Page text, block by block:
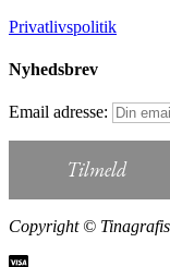
Privatlivspolitik
Nyhedsbrev
Email adresse:
Copyright ©